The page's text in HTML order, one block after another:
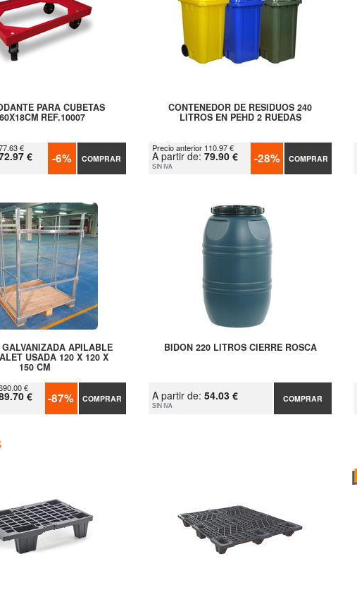
PARA CUBETAS
REF.10007
€
€ -6% COMPRAR
CONTENEDOR DE RESIDUOS 240
LITROS EN PEHD 2 RUEDAS
Precio anterior 110.97 €
A partir de: 79.90 €
SIN IVA -28% COMPRAR
APILABLE
USADA 120 X 120 X
150 CM
€
€ -87% COMPRAR
BIDON 220 LITROS CIERRE ROSCA
A partir de: 54.03 €
SIN IVA
COMPRAR